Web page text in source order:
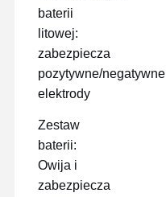
baterii
litowej:
zabezpiecza
pozytywne/negatywne
elektrody
Zestaw
baterii:
Owija i
zabezpiecza